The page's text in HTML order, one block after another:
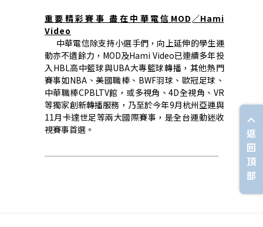
重要精彩賽事 盡在中華電信MOD∕Hami
Video
中華電信除支持小選手們，向上延伸的學生運
動亦不遺餘力，MOD及Hami Video已連續多年投
入HBL高中籃球與UBA大專籃球轉播，其他熱門
賽事如NBA、美國職棒、BWF羽球、歐冠足球、
中華職棒CPBLTV館，或多視角、4D全視角、VR
等獨家創新轉播服務，乃至於今年9月杭州亞運與
11月卡達世足等兩大國際賽事，是全台運動迷收
視賽事首選。
返
回
頂
部